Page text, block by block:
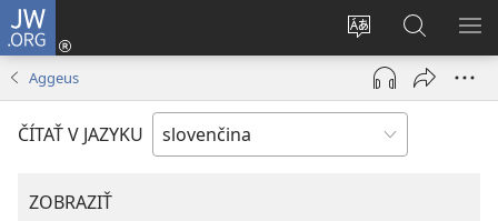
JW.ORG
Zmeniť
jazyk
stránky
Prihlásiť
sa
(otvorí
okno)
na
JW.ORG
Aggeus
ČÍTAŤ V JAZYKU
ZOBRAZIŤ